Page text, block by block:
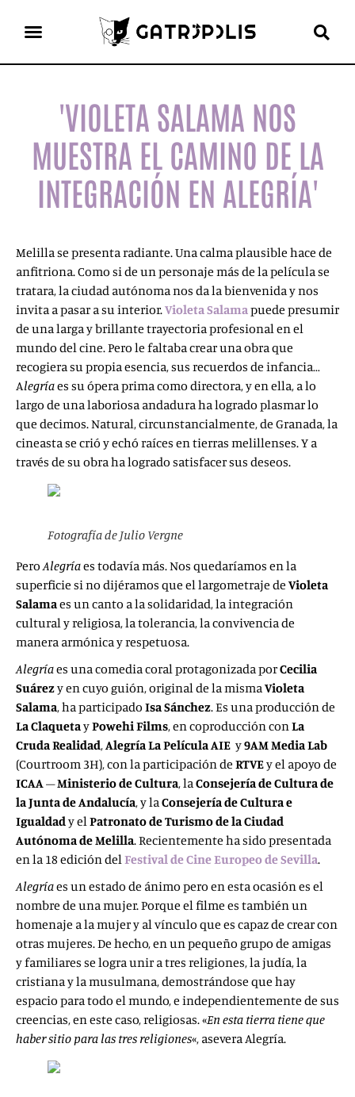
'VIOLETA SALAMA NOS
MUESTRA EL CAMINO DE LA
INTEGRACIÓN EN ALEGRÍA'
Melilla se presenta radiante. Una calma plausible hace de
anfitriona. Como si de un personaje más de la película se
tratara, la ciudad autónoma nos da la bienvenida y nos
invita a pasar a su interior.Violeta Salamapuede presumir
de una larga y brillante trayectoria profesional en el
mundo del cine. Pero le faltaba crear una obra que
recogiera su propia esencia, sus recuerdos de infancia…
Alegríaes su ópera prima como directora, y en ella, a lo
largo de una laboriosa andadura ha logrado plasmar lo
que decimos. Natural, circunstancialmente, de Granada, la
cineasta se crió y echó raíces en tierras melillenses. Y a
través de su obra ha logrado satisfacer sus deseos.
Fotografía de Julio Vergne
PeroAlegríaes todavía más. Nos quedaríamos en la
superficie si no dijéramos que el largometraje deVioleta
Salamaes un canto a la solidaridad, la integración
cultural y religiosa, la tolerancia, la convivencia de
manera armónica y respetuosa.
Alegríaes una comedia coral protagonizada porCecilia
Suárezy en cuyo guión, original de la mismaVioleta
Salama, ha participado Isa Sánchez. Es una producción de
La ClaquetayPowehi Films, en coproducción conLa
Cruda Realidad,Alegría La Película AIE y9AM Media Lab
(Courtroom 3H), con la participación de RTVEy el apoyo de
ICAA–Ministerio de Cultura, laConsejería de Cultura de
la Junta de Andalucía, y laConsejería de Cultura e
Igualdady elPatronato de Turismo de la Ciudad
Autónoma de Melilla. Recientemente ha sido presentada
en la 18 edición delFestival de Cine Europeo de Sevilla.
Alegríaes un estado de ánimo pero en esta ocasión es el
nombre de una mujer. Porque el filme es también un
homenaje a la mujer y al vínculo que es capaz de crear con
otras mujeres. De hecho, en un pequeño grupo de amigas
y familiares se logra unir a tres religiones, la judía, la
cristiana y la musulmana, demostrándose que hay
espacio para todo el mundo, e independientemente de sus
creencias, en este caso, religiosas. «En esta tierra tiene que
haber sitio para las tres religiones«, asevera Alegría.